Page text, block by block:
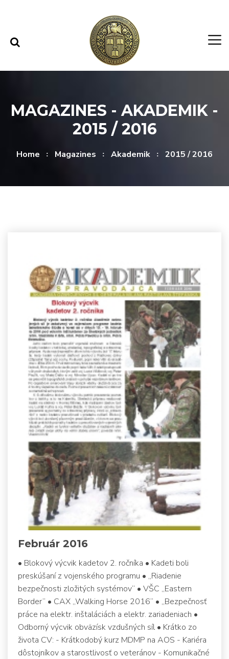
MAGAZINES - AKADEMIK -
2015 / 2016
Home Magazines Akademik 2015 / 2016
Február 2016
• Blokový výcvik kadetov 2. ročníka • Kadeti boli
preskúšaní z vojenského programu • „Riadenie
bezpečnosti zložitých systémov“ • VŠC „Eastern
Border“ • CAX „Walking Horse 2016“ • „Bezpečnosť
práce na elektr. inštaláciách a elektr. zariadeniach •
Odborný výcvik obväzísk vzdušných síl • Krátko zo
života CV: - Krátkodobý kurz MDMP na AOS - Kariéra
dôstojníkov a starostlivosť o veteránov - Komunikačné